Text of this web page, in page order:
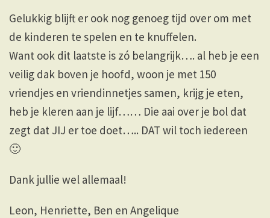
Gelukkig blijft er ook nog genoeg tijd over om met
de kinderen te spelen en te knuffelen.
Want ook dit laatste is zó belangrijk…. al heb je een
veilig dak boven je hoofd, woon je met 150
vriendjes en vriendinnetjes samen, krijg je eten,
heb je kleren aan je lijf…… Die aai over je bol dat
zegt dat JIJ er toe doet….. DAT wil toch iedereen
🙂
Dank jullie wel allemaal!
Leon, Henriette, Ben en Angelique